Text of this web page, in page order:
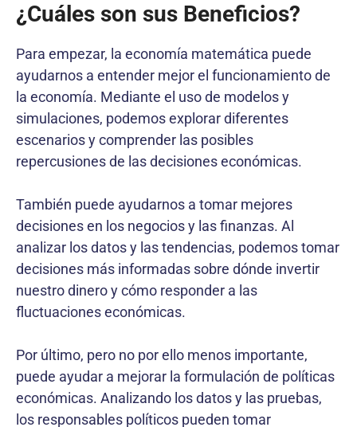
¿Cuáles son sus Beneficios?
Para empezar, la economía matemática puede
ayudarnos a entender mejor el funcionamiento de
la economía. Mediante el uso de modelos y
simulaciones, podemos explorar diferentes
escenarios y comprender las posibles
repercusiones de las decisiones económicas.
También puede ayudarnos a tomar mejores
decisiones en los negocios y las finanzas. Al
analizar los datos y las tendencias, podemos tomar
decisiones más informadas sobre dónde invertir
nuestro dinero y cómo responder a las
fluctuaciones económicas.
Por último, pero no por ello menos importante,
puede ayudar a mejorar la formulación de políticas
económicas. Analizando los datos y las pruebas,
los responsables políticos pueden tomar